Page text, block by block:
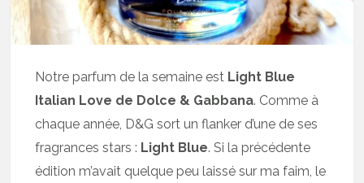
Notre parfum de la semaine est Light Blue
Italian Love de Dolce & Gabbana. Comme à
chaque année, D&G sort un flanker d’une de ses
fragrances stars : Light Blue. Si la précédente
édition m’avait quelque peu laissé sur ma faim, le